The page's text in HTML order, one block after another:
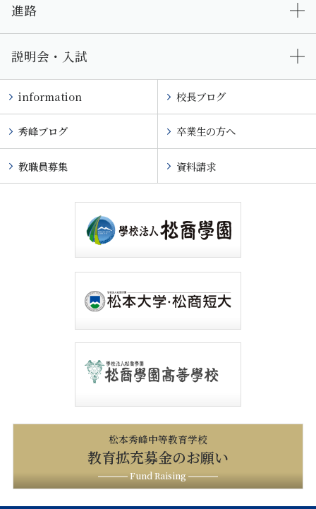
進路
説明会・入試
information 校長ブログ
秀峰ブログ 卒業生の方へ
教職員募集 資料請求
松本秀峰中等教育学校
教育拡充募金のお願い
Fund Raising